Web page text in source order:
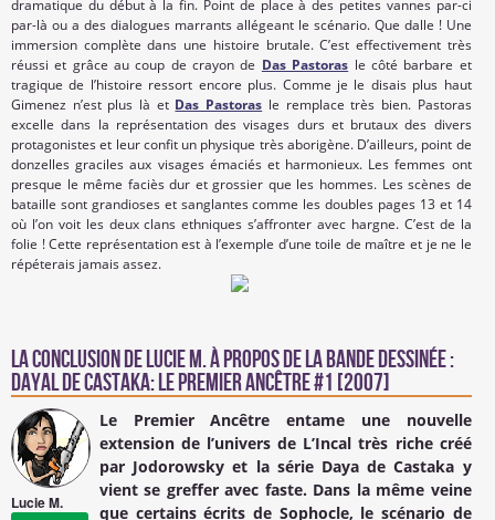
dramatique du début à la fin. Point de place à des petites vannes par-ci
par-là ou a des dialogues marrants allégeant le scénario. Que dalle ! Une
immersion complète dans une histoire brutale. C’est effectivement très
réussi et grâce au coup de crayon de Das Pastoras le côté barbare et
tragique de l’histoire ressort encore plus. Comme je le disais plus haut
Gimenez n’est plus là et Das Pastoras le remplace très bien. Pastoras
excelle dans la représentation des visages durs et brutaux des divers
protagonistes et leur confit un physique très aborigène. D’ailleurs, point de
donzelles graciles aux visages émaciés et harmonieux. Les femmes ont
presque le même faciès dur et grossier que les hommes. Les scènes de
bataille sont grandioses et sanglantes comme les doubles pages 13 et 14
où l’on voit les deux clans ethniques s’affronter avec hargne. C’est de la
folie ! Cette représentation est à l’exemple d’une toile de maître et je ne le
répéterais jamais assez.
La conclusion deLucie M.à propos de la Bande Dessinée :
Dayal de Castaka: Le Premier Ancêtre #1 [2007]
Lucie M.
Le Premier Ancêtre entame une nouvelle
extension de l’univers de L’Incal très riche créé
par Jodorowsky et la série Daya de Castaka y
vient se greffer avec faste. Dans la même veine
que certains écrits de Sophocle, le scénario de